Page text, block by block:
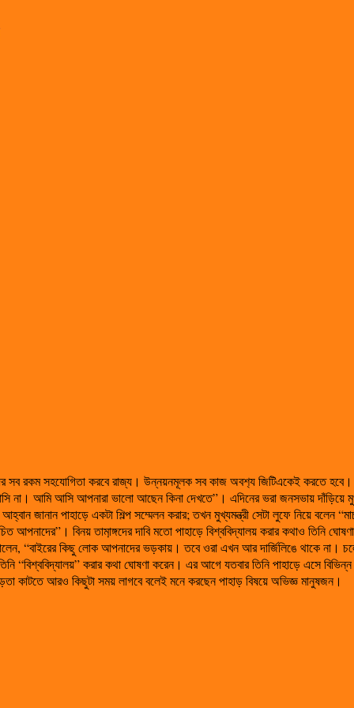
সব রকম সহযোগিতা করবে রাজ্য। উন্নয়নমূলক সব কাজ অবশ‍্য জিটিএকেই করতে হবে।
না। আমি আসি আপনারা ভালো আছেন কিনা দেখতে”। এদিনের ভরা জনসভায় দাঁড়িয়ে
আহ্বান জানান পাহাড়ে একটা শিল্প সম্মেলন করার; তখন মুখ্যমন্ত্রী সেটা লুফে নিয়ে
বিনয় তামা়ঙ্গদের দাবি মতো পাহাড়ে বিশ্ববিদ্যালয় করার কথাও তিনি
“বাইরের কিছু লোক আপনাদের ভড়কায়। তবে ওরা এখন আর দার্জিলিঙে থাকে না।
“বিশ্ববিদ্যালয়” করার কথা ঘোষণা করেন। এর আগে যতবার তিনি পাহাড়ে এসে
কাটতে আরও কিছুটা সময় লাগবে বলেই মনে করছেন পাহাড় বিষয়ে অভিজ্ঞ মানুষজন।